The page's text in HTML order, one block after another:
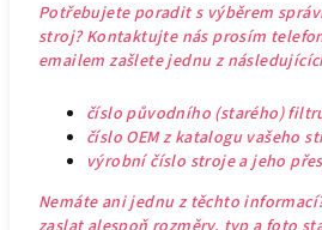
Potřebujete poradit s výběrem
stroj? Kontaktujte nás prosím
emailem zašlete jednu z
číslo původního (starého)
číslo OEM z katalogu vašeho
výrobní číslo stroje a jeho
Nemáte ani jednu z těchto